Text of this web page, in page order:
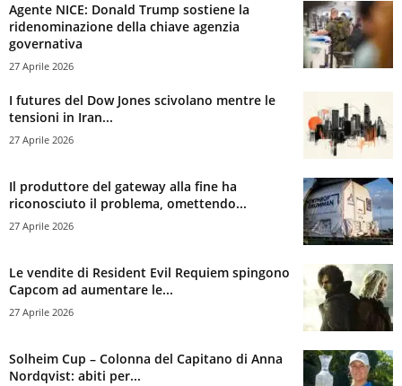
Agente NICE: Donald Trump sostiene la
ridenominazione della chiave agenzia
governativa
27 Aprile 2026
I futures del Dow Jones scivolano mentre le
tensioni in Iran...
27 Aprile 2026
Il produttore del gateway alla fine ha
riconosciuto il problema, omettendo...
27 Aprile 2026
Le vendite di Resident Evil Requiem spingono
Capcom ad aumentare le...
27 Aprile 2026
Solheim Cup – Colonna del Capitano di Anna
Nordqvist: abiti per...